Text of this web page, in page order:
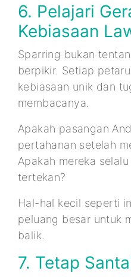
6. Pelajari
Kebiasaan
Sparring bukan
berpikir. Setiap
kebiasaan unik dan
membacanya.
Apakah pasangan
pertahanan setelah
Apakah mereka
tertekan?
Hal-hal kecil seperti
peluang besar untuk
balik.
7. Tetap